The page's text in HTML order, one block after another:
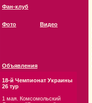
Фан-клуб
Фото Видео
Объявления
18-й Чемпионат Украины
26 тур
1 мая. Комсомольский